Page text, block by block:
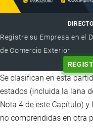
Registre su Empresa en el
de Comercio Exterior
Se clasifican en esta
estados (incluida la lana
Nota 4 de este Capítulo)
no comprendidas en otra